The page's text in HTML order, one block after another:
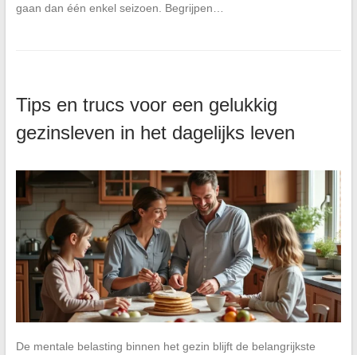
gaan dan één enkel seizoen. Begrijpen…
Tips en trucs voor een gelukkig
gezinsleven in het dagelijks leven
De mentale belasting binnen het gezin blijft de belangrijkste